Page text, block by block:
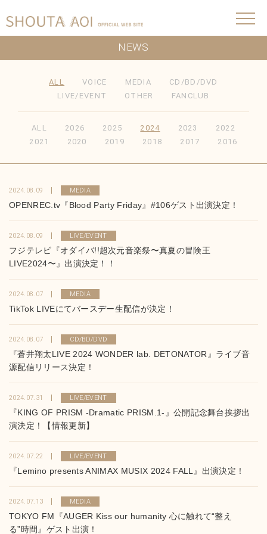
NEWS
ALL VOICE MEDIA
CD/BD/DVD
LIVE/EVENT
OTHER FANCLUB
ALL 2026 2025 2024 2023
2022
2021
2020 2019 2018 2017 2016
2024.08.09 MEDIA
OPENREC.tv『Blood Party Friday』#106ゲスト出演決定！
2024.08.09 LIVE/EVENT
フジテレビ『オダイバ!!超次元音楽祭〜真夏の冒険王
LIVE2024〜』出演決定！！
2024.08.07 MEDIA
TikTok LIVEにてバースデー生配信が決定！
2024.08.07 CD/BD/DVD
『蒼井翔太LIVE 2024 WONDER lab. DETONATOR』ライブ音
源配信リリース決定！
2024.07.31 LIVE/EVENT
『KING OF PRISM -Dramatic PRISM.1-』公開記念舞台挨拶出
演決定！【情報更新】
2024.07.22 LIVE/EVENT
『Lemino presents ANIMAX MUSIX 2024 FALL』出演決定！
2024.07.13 MEDIA
TOKYO FM『AUGER Kiss our humanity 心に触れて“整え
る”時間』ゲスト出演！